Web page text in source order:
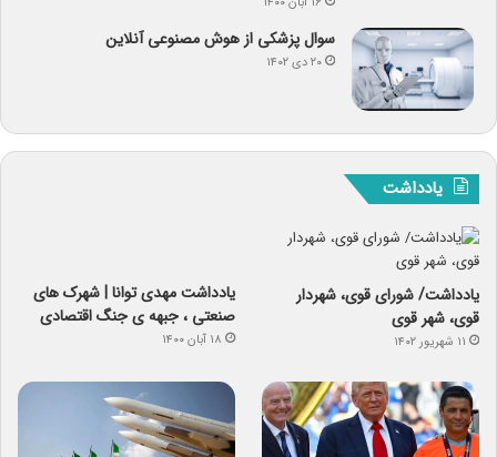
سوال پزشکی از هوش مصنوعی آنلاین
۲۰ دی ۱۴۰۲
یادداشت
یادداشت/ شورای قوی، شهردار
قوی، شهر قوی
۱۱ شهریور ۱۴۰۲
یادداشت مهدی توانا | شهرک های
صنعتی ، جبهه ی جنگ اقتصادی
۱۸ آبان ۱۴۰۰